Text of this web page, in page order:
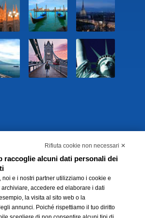
- Società Benefit - via Livraghi, 1/b - 20126 Milano -
Rifiuta cookie non necessari ✕
raccoglie alcuni dati personali dei
noi e i nostri partner utilizziamo i cookie e
accedere ed elaborare i dati
la visita al sito web o la
annunci. Poiché rispettiamo il tuo diritto